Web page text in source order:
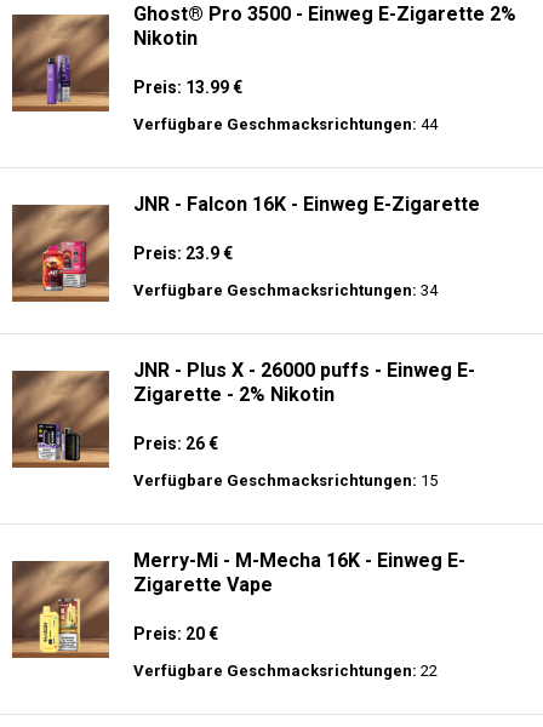
Ghost® Pro 3500 - Einweg E-Zigarette 2%
Nikotin
Preis: 13.99 €
Verfügbare Geschmacksrichtungen: 44
JNR - Falcon 16K - Einweg E-Zigarette
Preis: 23.9 €
Verfügbare Geschmacksrichtungen: 34
JNR - Plus X - 26000 puffs - Einweg E-
Zigarette - 2% Nikotin
Preis: 26 €
Verfügbare Geschmacksrichtungen: 15
Merry-Mi - M-Mecha 16K - Einweg E-
Zigarette Vape
Preis: 20 €
Verfügbare Geschmacksrichtungen: 22